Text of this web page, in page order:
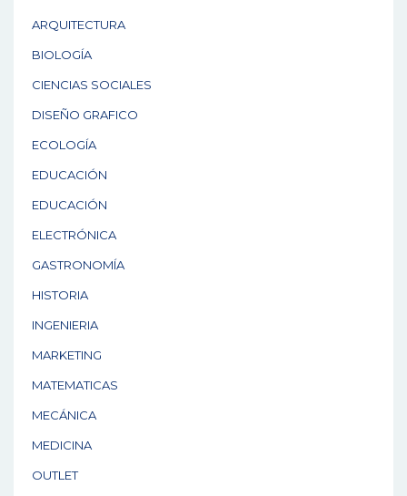
ARQUITECTURA
BIOLOGÍA
CIENCIAS SOCIALES
DISEÑO GRAFICO
ECOLOGÍA
EDUCACIÓN
EDUCACIÓN
ELECTRÓNICA
GASTRONOMÍA
HISTORIA
INGENIERIA
MARKETING
MATEMATICAS
MECÁNICA
MEDICINA
OUTLET